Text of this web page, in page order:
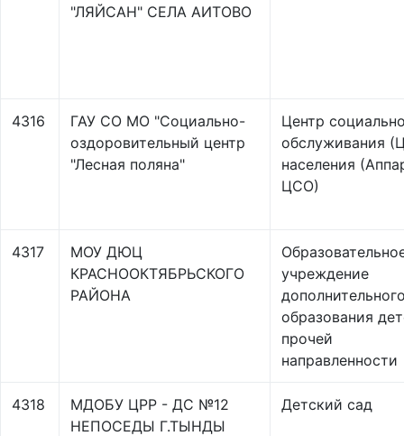
"ЛЯЙСАН" СЕЛА АИТОВО
4316
ГАУ СО МО "Социально-
оздоровительный центр
"Лесная поляна"
Центр
обслуживания
населения
ЦСО)
4317
МОУ ДЮЦ
КРАСНООКТЯБРЬСКОГО
РАЙОНА
учреждение
образования
прочей
направленности
4318
МДОБУ ЦРР - ДС №12
НЕПОСЕДЫ Г.ТЫНДЫ
Детский сад